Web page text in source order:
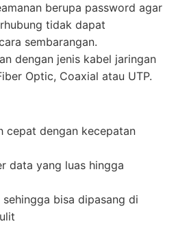
berupa password agar
tidak dapat
sembarangan.
dengan jenis kabel jaringan
Optic, Coaxial atau UTP.
cepat dengan kecepatan
data yang luas hingga
bisa dipasang di